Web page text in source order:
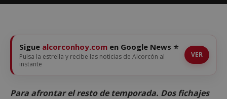
Sigue alcorconhoy.com en Google News ⭐
Pulsa la estrella y recibe las noticias de Alcorcón al
instante
VER
Para afrontar el resto de temporada. Dos fichajes